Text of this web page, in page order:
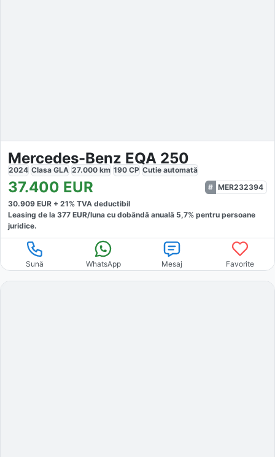
Mercedes-Benz EQA 250
2024 Clasa GLA 27.000 km 190 CP Cutie automată
37.400 EUR
MER232394
30.909 EUR + 21% TVA deductibil
Leasing de la 377 EUR/luna cu dobăndă anuală 5,7% pentru persoane
juridice.
Sună WhatsApp Mesaj Favorite